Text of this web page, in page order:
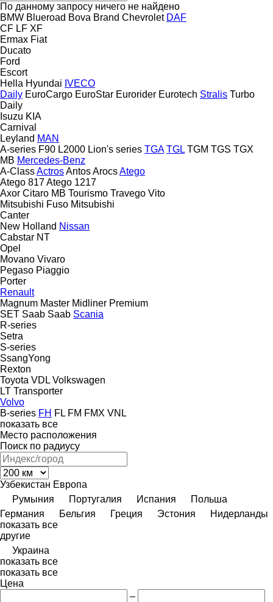
По данному запросу ничего не найдено
BMW Blueroad Bova Brand Chevrolet DAF
CF LF XF
Ermax Fiat
Ducato
Ford
Escort
Hella Hyundai IVECO
Daily EuroCargo EuroStar Eurorider Eurotech Stralis Turbo
Daily
Isuzu KIA
Carnival
Leyland MAN
A-series F90 L2000 Lion's series TGA TGL TGM TGS TGX
MB Mercedes-Benz
A-ClassActrosAntosArocsAtego
Atego 817Atego 1217
Axor Citaro MB Tourismo Travego Vito
Mitsubishi Fuso Mitsubishi
Canter
New Holland Nissan
Cabstar NT
Opel
Movano Vivaro
Pegaso Piaggio
Porter
Renault
Magnum Master Midliner Premium
SET Saab Saab Scania
R-series
Setra
S-series
SsangYong
Rexton
Toyota VDL Volkswagen
LT Transporter
Volvo
B-series FH FL FM FMX VNL
показать все
Место расположения
Поиск по радиусу
Узбекистан Европа
Румыния
Португалия Испания
Польша
Германия
Бельгия Греция Эстония
Нидерланды
показать все
другие
Украина
показать все
показать все
Цена
–